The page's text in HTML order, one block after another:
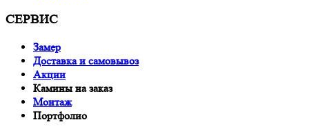
СЕРВИС
Замер
Доставка и самовывоз
Акции
Камины на заказ
Монтаж
Портфолио